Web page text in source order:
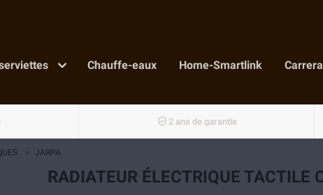
Chauffe-eaux Home-Smartlink
2 ans de garantie
> JARPA
RADIATEUR ÉLECTRIQUE